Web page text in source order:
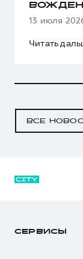
13 июля
Читать
ВСЕ
СЕРВИСЫ